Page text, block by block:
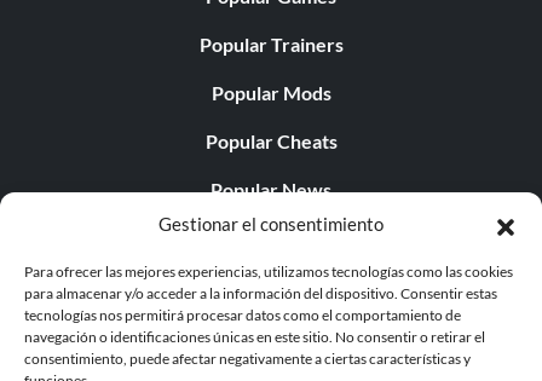
Gestionar el consentimiento
Para ofrecer las mejores experiencias, utilizamos tecnologías como las cookies
para almacenar y/o acceder a la información del dispositivo. Consentir estas
tecnologías nos permitirá procesar datos como el comportamiento de
navegación o identificaciones únicas en este sitio. No consentir o retirar el
consentimiento, puede afectar negativamente a ciertas características y
Popular Trainers
Popular Mods
Popular Cheats
Popular News
Popular Editorials
Popular Free Games
LATEST UPDATES